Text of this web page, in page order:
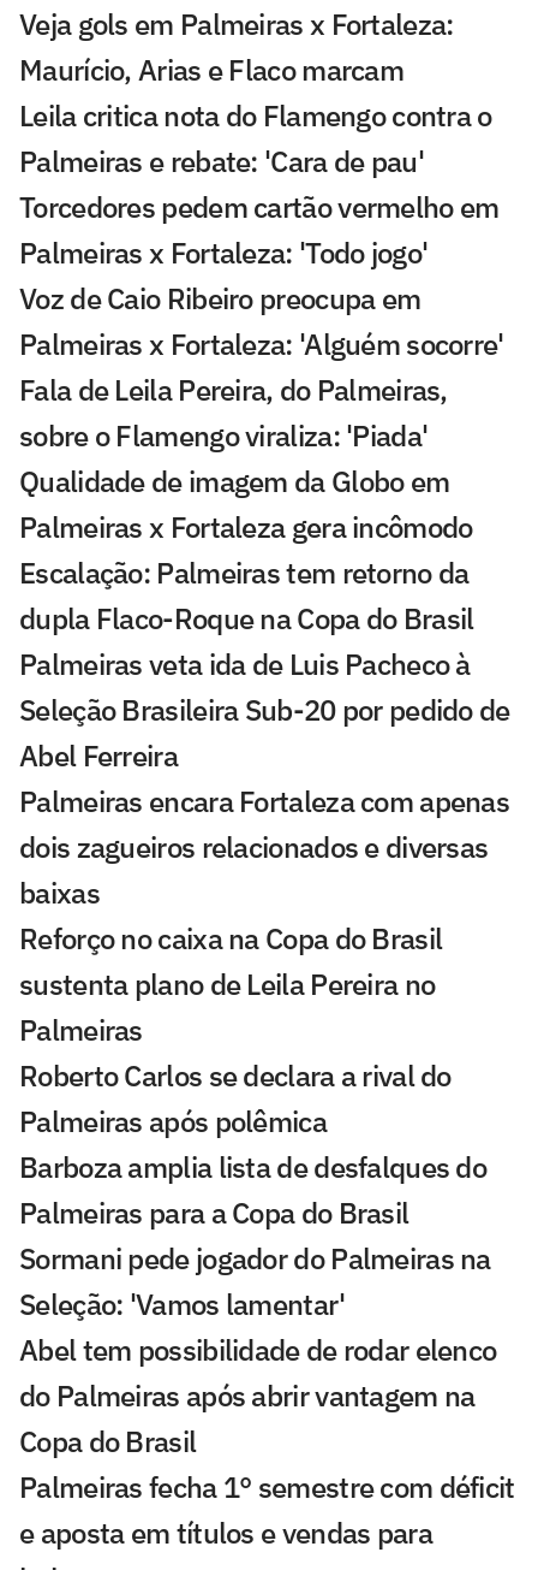
Veja gols em Palmeiras x Fortaleza:
Maurício, Arias e Flaco marcam
Leila critica nota do Flamengo contra o
Palmeiras e rebate: 'Cara de pau'
Torcedores pedem cartão vermelho em
Palmeiras x Fortaleza: 'Todo jogo'
Voz de Caio Ribeiro preocupa em
Palmeiras x Fortaleza: 'Alguém socorre'
Fala de Leila Pereira, do Palmeiras,
sobre o Flamengo viraliza: 'Piada'
Qualidade de imagem da Globo em
Palmeiras x Fortaleza gera incômodo
Escalação: Palmeiras tem retorno da
dupla Flaco-Roque na Copa do Brasil
Palmeiras veta ida de Luis Pacheco à
Seleção Brasileira Sub-20 por pedido de
Abel Ferreira
Palmeiras encara Fortaleza com apenas
dois zagueiros relacionados e diversas
baixas
Reforço no caixa na Copa do Brasil
sustenta plano de Leila Pereira no
Palmeiras
Roberto Carlos se declara a rival do
Palmeiras após polêmica
Barboza amplia lista de desfalques do
Palmeiras para a Copa do Brasil
Sormani pede jogador do Palmeiras na
Seleção: 'Vamos lamentar'
Abel tem possibilidade de rodar elenco
do Palmeiras após abrir vantagem na
Copa do Brasil
Palmeiras fecha 1° semestre com déficit
e aposta em títulos e vendas para